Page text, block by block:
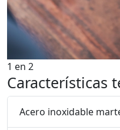
1 en 2
Características
Acero inoxidable